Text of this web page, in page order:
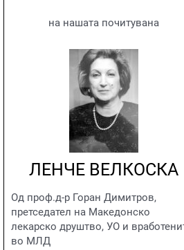
на нашата почитувана
ЛЕНЧЕ ВЕЛКОСКА
Од проф.д-р Горан Димитров,
претседател на Македонско
лекарско друштво, УО и
во МЛД